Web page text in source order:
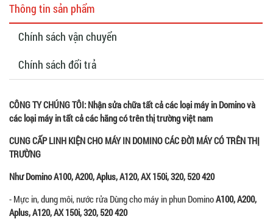
Thông tin sản phẩm
Chính sách vận chuyển
Chính sách đổi trả
CÔNG TY CHÚNG TÔI: Nhận sửa chữa tất cả các loại máy in Domino và
các loại máy in tất cả các hãng có trên thị trường việt nam
CUNG CẤP LINH KIỆN CHO MÁY IN DOMINO CÁC ĐỜI MÁY CÓ TRÊN THỊ
TRƯỜNG
Như Domino A100, A200, Aplus, A120, AX 150i, 320, 520 420
- Mực in, dung môi, nước rửa Dùng cho máy in phun DominoA100, A200,
Aplus, A120, AX 150i, 320, 520 420